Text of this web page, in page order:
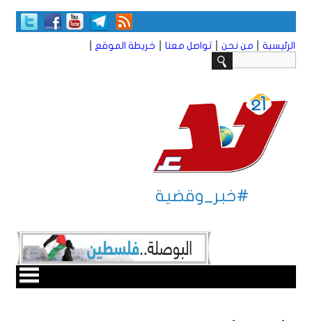
الرئيسية من نحن تواصل معنا خريطة الموقع
#خبر_وقضية